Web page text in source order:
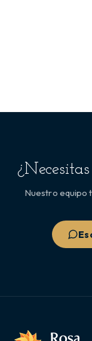
Nuestro equipo